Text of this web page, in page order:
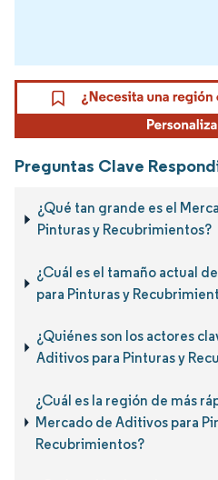
Preguntas Clave
¿Qué tan grande es el
Pinturas y Recubrimientos?
¿Cuál es el tamaño actual
para Pinturas y
¿Quiénes son los actores
Aditivos para Pinturas y
¿Cuál es la región de más
Mercado de Aditivos para
Recubrimientos?